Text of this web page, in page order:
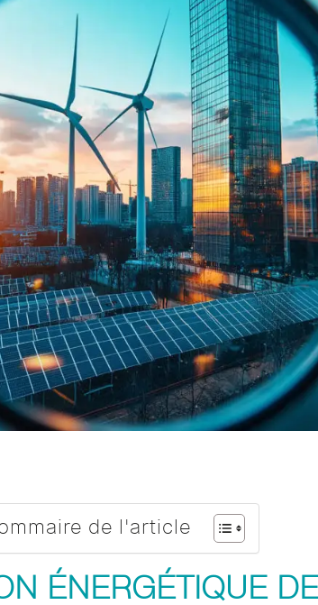
de l'article
ÉNERGÉTIQUE